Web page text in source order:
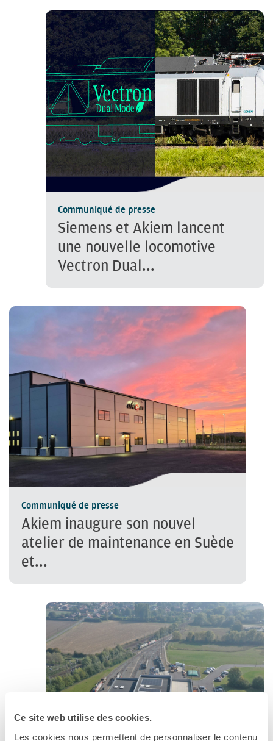
Ce site web utilise des cookies.
Les cookies nous permettent de personnaliser le contenu
Communiqué de presse
Siemens et Akiem lancent
une nouvelle locomotive
Vectron Dual...
Communiqué de presse
Akiem inaugure son nouvel
atelier de maintenance en Suède
et...